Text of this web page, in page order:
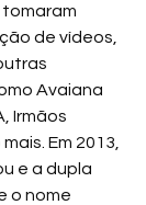
tomaram
de vídeos,
Avaiana
Irmãos
Em 2013,
e a dupla
o nome